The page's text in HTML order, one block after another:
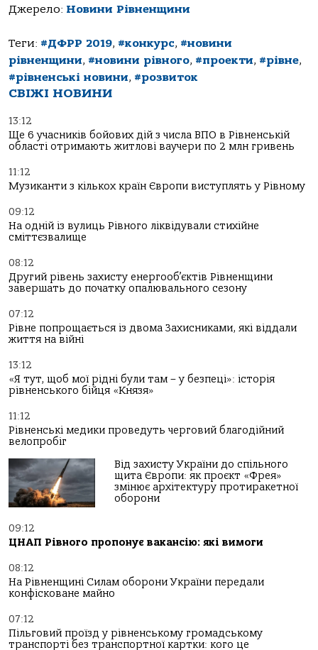
Джерело: Новини Рівненщини
Теги: #ДФРР 2019, #конкурс, #новини
рівненщини, #новини рівного, #проекти, #рівне,
#рівненські новини, #розвиток
СВІЖІ НОВИНИ
13:12
Ще 6 учасників бойових дій з числа ВПО в Рівненській
області отримають житлові ваучери по 2 млн гривень
11:12
Музиканти з кількох країн Європи виступлять у Рівному
09:12
На одній із вулиць Рівного ліквідували стихійне
сміттєзвалище
08:12
Другий рівень захисту енергооб’єктів Рівненщини
завершать до початку опалювального сезону
07:12
Рівне попрощається із двома Захисниками, які віддали
життя на війні
13:12
«Я тут, щоб мої рідні були там – у безпеці»: історія
рівненського бійця «Князя»
11:12
Рівненські медики проведуть черговий благодійний
велопробіг
Від захисту України до спільного
щита Європи: як проєкт «Фрея»
змінює архітектуру протиракетної
оборони
09:12
ЦНАП Рівного пропонує вакансію: які вимоги
08:12
На Рівненщині Силам оборони України передали
конфісковане майно
07:12
Пільговий проїзд у рівненському громадському
транспорті без транспортної картки: кого це